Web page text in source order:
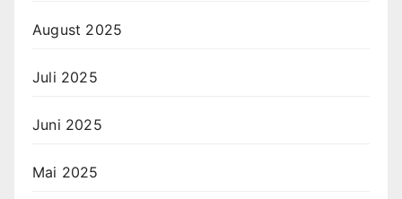
August 2025
Juli 2025
Juni 2025
Mai 2025